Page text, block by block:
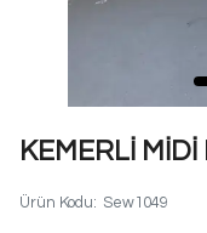
KEMERLİ MİDİ
Ürün Kodu: Sew1049